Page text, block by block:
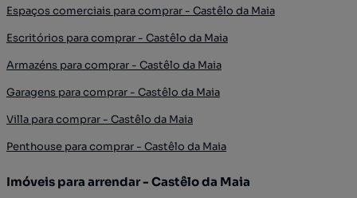
Espaços comerciais para comprar - Castêlo da Maia
Escritórios para comprar - Castêlo da Maia
Armazéns para comprar - Castêlo da Maia
Garagens para comprar - Castêlo da Maia
Villa para comprar - Castêlo da Maia
Penthouse para comprar - Castêlo da Maia
Imóveis para arrendar - Castêlo da Maia